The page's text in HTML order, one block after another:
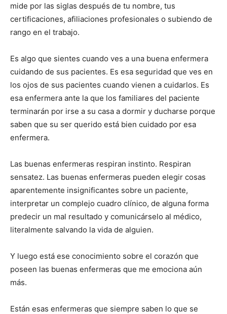
mide por las siglas después de tu nombre, tus
certificaciones, afiliaciones profesionales o subiendo de
rango en el trabajo.
Es algo que sientes cuando ves a una buena enfermera
cuidando de sus pacientes. Es esa seguridad que ves en
los ojos de sus pacientes cuando vienen a cuidarlos. Es
esa enfermera ante la que los familiares del paciente
terminarán por irse a su casa a dormir y ducharse porque
saben que su ser querido está bien cuidado por esa
enfermera.
Las buenas enfermeras respiran instinto. Respiran
sensatez. Las buenas enfermeras pueden elegir cosas
aparentemente insignificantes sobre un paciente,
interpretar un complejo cuadro clínico, de alguna forma
predecir un mal resultado y comunicárselo al médico,
literalmente salvando la vida de alguien.
Y luego está ese conocimiento sobre el corazón que
poseen las buenas enfermeras que me emociona aún
más.
Están esas enfermeras que siempre saben lo que se